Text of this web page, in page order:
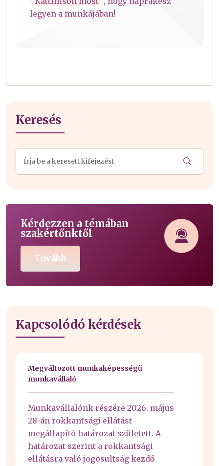
legyen a munkájában!
Keresés
Kérdezzen a témában
szakértőnktől
Tovább
Kapcsolódó kérdések
Megváltozott munkaképességű
munkavállaló
Munkavállalónk részére 2026. május
28-án rokkantsági ellátást
megállapító határozat született. A
határozat szerint a rokkantsági
ellátásra való jogosultság kezdő